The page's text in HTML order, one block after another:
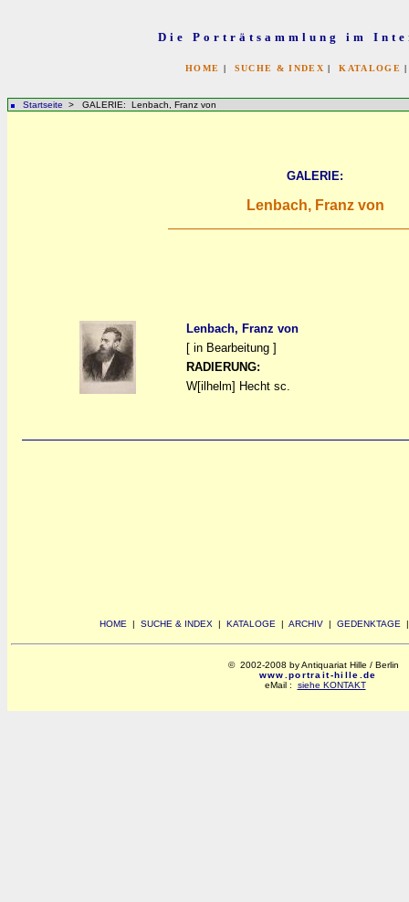
Die Porträtsammlung im
HOME | SUCHE & INDEX |KATALOGE
Startseite > GALERIE: Lenbach, Franz von
GALERIE:
Lenbach, Franz von
Lenbach, Franz von
[ in Bearbeitung ]
RADIERUNG:
W[ilhelm] Hecht sc.
HOME | SUCHE & INDEX | KATALOGE | ARCHIV | GEDENKTAGE
© 2002-2008 by Antiquariat Hille / Berlin
www.portrait-hille.de
eMail : siehe KONTAKT